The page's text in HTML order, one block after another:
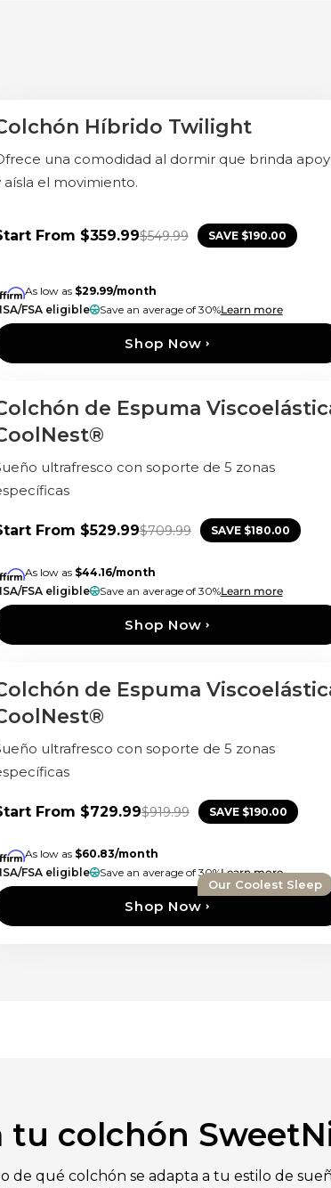
Oferta especial Almohadas Gratis
Híbrido Twilight
una comodidad al dormir que brinda
aísla el movimiento.
From $359.99$549.99 SAVE $190.00
As low as $29.99/month
FSA eligible
Save an average of 30%Learn more
Shop Now
Recién llegadode Espuma
ultrafresco con soporte de 5 zonas
From $529.99$709.99 SAVE $180.00
As low as $44.16/month
FSA eligible
Save an average of 30%Learn more
Shop Now
Recién llegadode Espuma
ultrafresco con soporte de 5 zonas
From $729.99$919.99 SAVE $190.00
As low as $60.83/month
FSA eligible
Save an average of 30%Learn more
Our Coolest Sleep
Shop Now
tu colchón
de qué colchón se adapta a tu estilo de